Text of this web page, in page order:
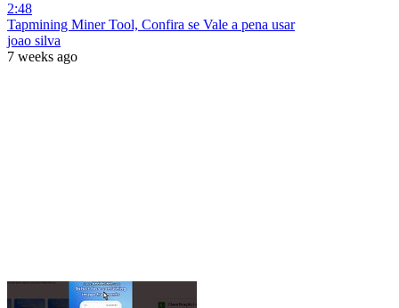
2:48
Tapmining Miner Tool, Confira se Vale a pena usar
joao silva
7 weeks ago